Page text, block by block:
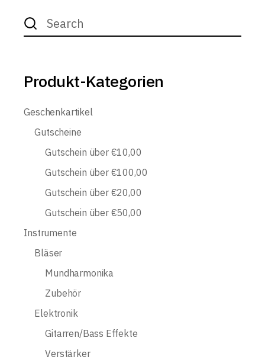
Search
for:
Produkt-Kategorien
Geschenkartikel
Gutscheine
Gutschein über €10,00
Gutschein über €100,00
Gutschein über €20,00
Gutschein über €50,00
Instrumente
Bläser
Mundharmonika
Zubehör
Elektronik
Gitarren/Bass Effekte
Verstärker